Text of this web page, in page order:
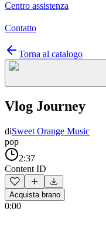
Centro assistenza
Contatto
Torna al catalogo
Vlog Journey
diSweet Orange Music
pop
2:37
Content ID
Acquista brano
0:00